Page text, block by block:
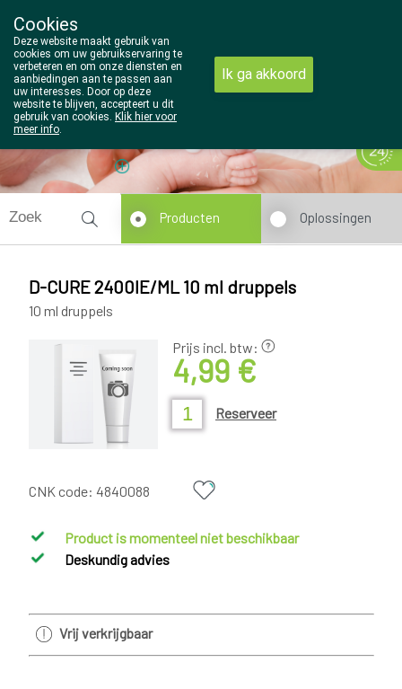
014/810298
Vandaag
Producten Oplossingen
D-CURE 2400IE/ML 10 ml druppels
10 ml druppels
Prijs incl. btw:
4,99 €
Reserveer
CNK code: 4840088
Product is momenteel niet beschikbaar
Deskundig advies
Vrij verkrijgbaar
Cookies
Deze website maakt gebruik van
cookies om uw gebruikservaring te
verbeteren en om onze diensten en
aanbiedingen aan te passen aan
uw interesses. Door op deze
website te blijven, accepteert u dit
gebruik van cookies. Klik hier voor
meer info.
Ik ga akkoord